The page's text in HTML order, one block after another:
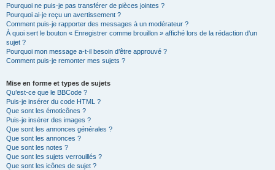
Pourquoi ne puis-je pas transférer de pièces jointes ?
Pourquoi ai-je reçu un avertissement ?
Comment puis-je rapporter des messages à un modérateur ?
À quoi sert le bouton « Enregistrer comme brouillon » affiché lors de la rédaction d’un
sujet ?
Pourquoi mon message a-t-il besoin d’être approuvé ?
Comment puis-je remonter mes sujets ?
Mise en forme et types de sujets
Qu’est-ce que le BBCode ?
Puis-je insérer du code HTML ?
Que sont les émoticônes ?
Puis-je insérer des images ?
Que sont les annonces générales ?
Que sont les annonces ?
Que sont les notes ?
Que sont les sujets verrouillés ?
Que sont les icônes de sujet ?